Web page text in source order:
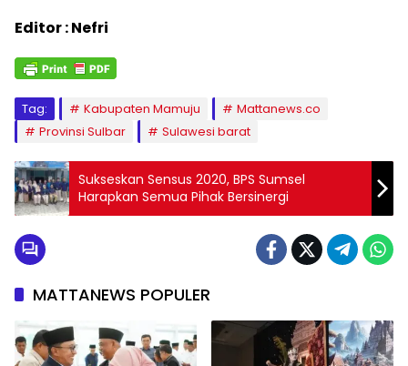
Editor : Nefri
Tag: Kabupaten Mamuju
Mattanews.co
Provinsi Sulbar
Sulawesi barat
Sukseskan Sensus 2020, BPS Sumsel
Harapkan Semua Pihak Bersinergi
MATTANEWS POPULER